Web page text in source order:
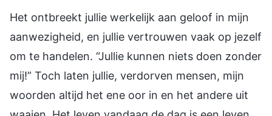
Het ontbreekt jullie werkelijk aan geloof in mijn
aanwezigheid, en jullie vertrouwen vaak op jezelf
om te handelen. “Jullie kunnen niets doen zonder
mij!” Toch laten jullie, verdorven mensen, mijn
woorden altijd het ene oor in en het andere uit